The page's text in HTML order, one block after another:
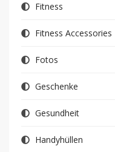
Fitness
Fitness Accessories
Fotos
Geschenke
Gesundheit
Handyhüllen